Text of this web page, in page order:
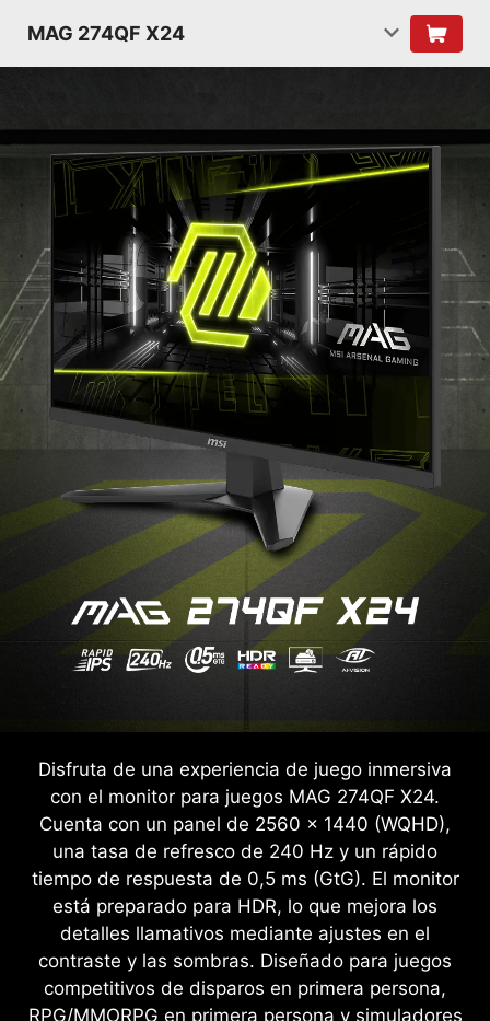
MAG 274QF X24
Disfruta de una experiencia de juego inmersiva
con el monitor para juegos MAG 274QF X24.
Cuenta con un panel de 2560 x 1440 (WQHD),
una tasa de refresco de 240 Hz y un rápido
tiempo de respuesta de 0,5 ms (GtG). El monitor
está preparado para HDR, lo que mejora los
detalles llamativos mediante ajustes en el
contraste y las sombras. Diseñado para juegos
competitivos de disparos en primera persona,
RPG/MMORPG en primera persona y simuladores